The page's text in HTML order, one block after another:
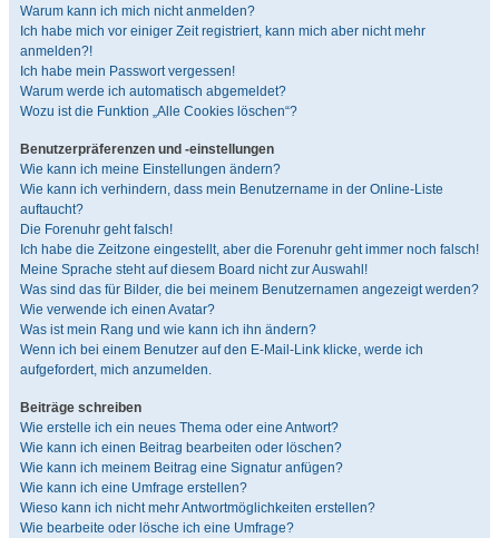
Warum kann ich mich nicht anmelden?
Ich habe mich vor einiger Zeit registriert, kann mich aber nicht mehr
anmelden?!
Ich habe mein Passwort vergessen!
Warum werde ich automatisch abgemeldet?
Wozu ist die Funktion „Alle Cookies löschen“?
Benutzerpräferenzen und -einstellungen
Wie kann ich meine Einstellungen ändern?
Wie kann ich verhindern, dass mein Benutzername in der Online-Liste
auftaucht?
Die Forenuhr geht falsch!
Ich habe die Zeitzone eingestellt, aber die Forenuhr geht immer noch falsch!
Meine Sprache steht auf diesem Board nicht zur Auswahl!
Was sind das für Bilder, die bei meinem Benutzernamen angezeigt werden?
Wie verwende ich einen Avatar?
Was ist mein Rang und wie kann ich ihn ändern?
Wenn ich bei einem Benutzer auf den E-Mail-Link klicke, werde ich
aufgefordert, mich anzumelden.
Beiträge schreiben
Wie erstelle ich ein neues Thema oder eine Antwort?
Wie kann ich einen Beitrag bearbeiten oder löschen?
Wie kann ich meinem Beitrag eine Signatur anfügen?
Wie kann ich eine Umfrage erstellen?
Wieso kann ich nicht mehr Antwortmöglichkeiten erstellen?
Wie bearbeite oder lösche ich eine Umfrage?